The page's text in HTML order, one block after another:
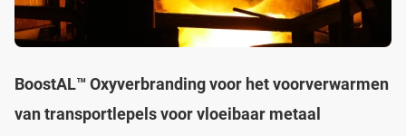
BoostAL™ Oxyverbranding voor het voorverwarmen
van transportlepels voor vloeibaar metaal